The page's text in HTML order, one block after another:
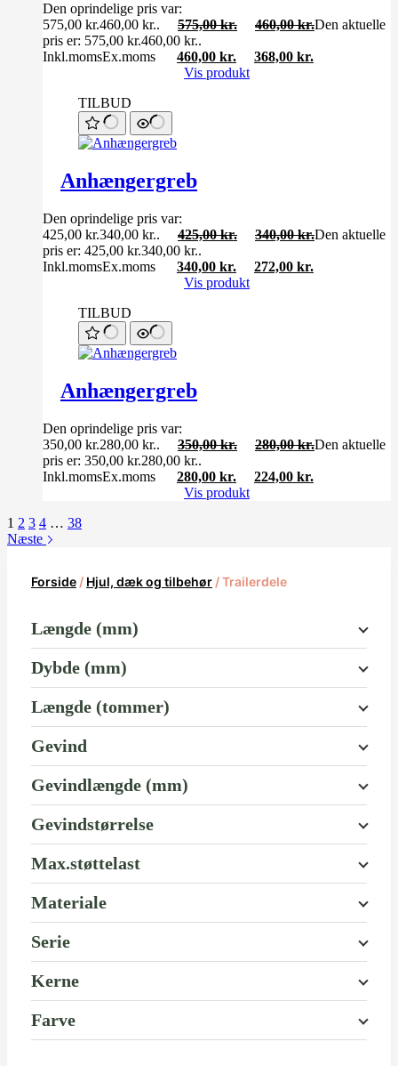
Den oprindelige pris var:
575,00 kr.460,00 kr..
575,00kr. 460,00kr.Den aktuelle
pris er: 575,00 kr.460,00 kr..
Inkl.momsEx.moms 460,00 kr. 368,00 kr.
Vis produkt
TILBUD
Anhængergreb
Den oprindelige pris var:
425,00 kr.340,00 kr..
425,00kr. 340,00kr.Den aktuelle
pris er: 425,00 kr.340,00 kr..
Inkl.momsEx.moms 340,00 kr. 272,00 kr.
Vis produkt
TILBUD
Anhængergreb
Den oprindelige pris var:
350,00 kr.280,00 kr..
350,00kr. 280,00kr.Den aktuelle
pris er: 350,00 kr.280,00 kr..
Inkl.momsEx.moms 280,00 kr. 224,00 kr.
Vis produkt
1 2 3 4 … 38
Næste
Forside / Hjul, dæk og tilbehør / Trailerdele
Længde (mm)
Dybde (mm)
Længde (tommer)
Gevind
Gevindlængde (mm)
Gevindstørrelse
Max.støttelast
Materiale
Serie
Kerne
Farve